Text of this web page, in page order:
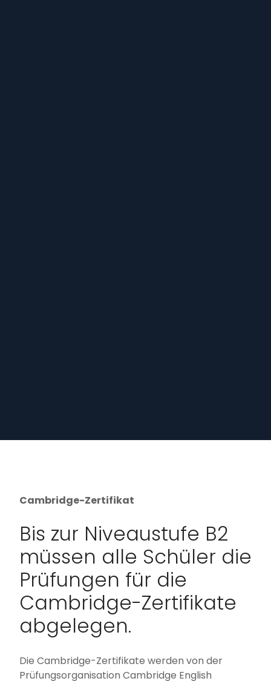
Cambridge-Zertifikat
Bis zur Niveaustufe B2
müssen alle Schüler die
Prüfungen für die
Cambridge-Zertifikate
abgelegen.
Die Cambridge-Zertifikate werden von der
Prüfungsorganisation Cambridge English